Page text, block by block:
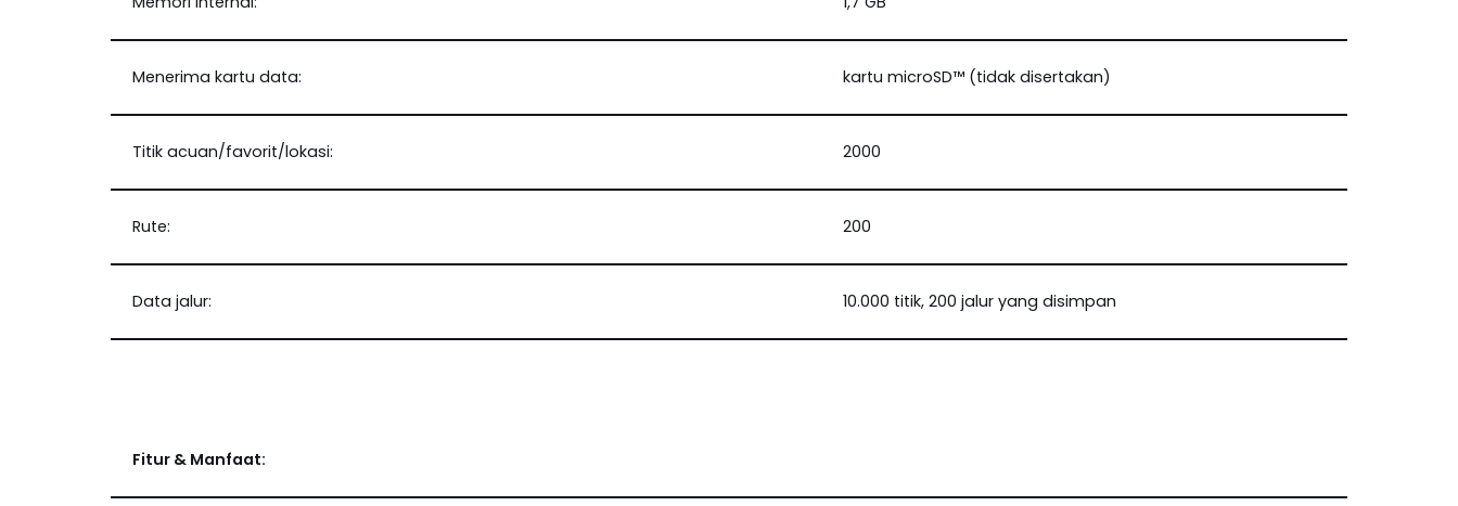
Menerima kartu data: kartu microSD™ (tidak disertakan)
Titik acuan/favorit/lokasi: 2000
Rute: 200
Data jalur: 10.000 titik, 200 jalur yang disimpan
Fitur & Manfaat: